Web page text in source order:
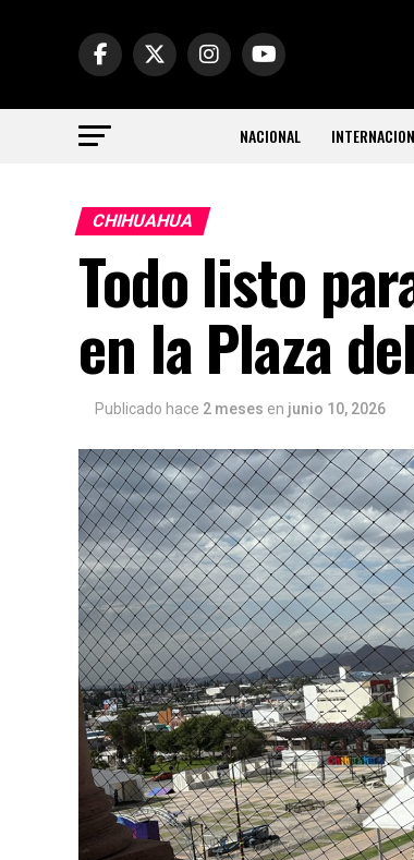
NACIONAL
CHIHUAHUA
Todo listo
en la Plaza
Publicado hace 2 meses en junio 10, 2026